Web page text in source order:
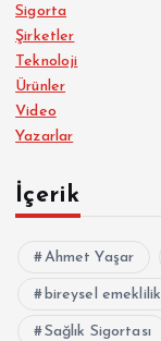
Sigorta
Şirketler
Teknoloji
Ürünler
Video
Yazarlar
İçerik
Ahmet Yaşar
bireysel
Sağlık Sigortası